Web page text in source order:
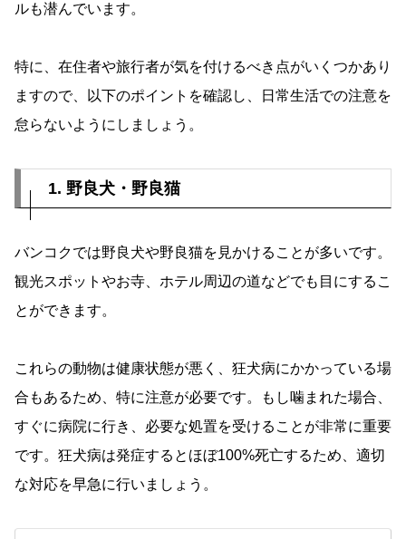
ルも潜んでいます。
特に、在住者や旅行者が気を付けるべき点がいくつかあり
ますので、以下のポイントを確認し、日常生活での注意を
怠らないようにしましょう。
1. 野良犬・野良猫
バンコクでは野良犬や野良猫を見かけることが多いです。
観光スポットやお寺、ホテル周辺の道などでも目にするこ
とができます。
これらの動物は健康状態が悪く、狂犬病にかかっている場
合もあるため、特に注意が必要です。もし噛まれた場合、
すぐに病院に行き、必要な処置を受けることが非常に重要
です。狂犬病は発症するとほぼ100%死亡するため、適切
な対応を早急に行いましょう。